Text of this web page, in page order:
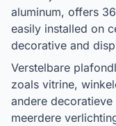
aluminum, offers
easily installed on
decorative and
Verstelbare
zoals vitrine,
andere
meerdere